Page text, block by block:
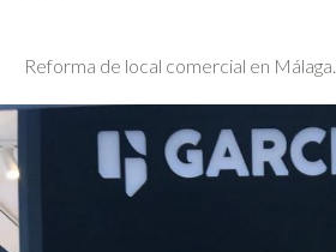
Reforma de local comercial en Málaga.